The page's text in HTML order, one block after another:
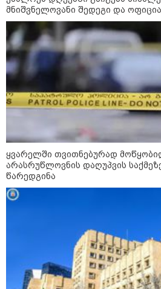
მნიშვნელოვანი შედეგი და
დაზარალებულად
ყვარელში თვითნებურად
არასრუწლოვნის დაღუპვის
წარედგინა